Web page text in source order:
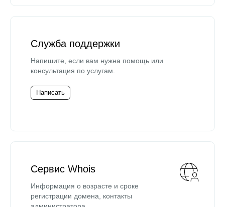
Служба поддержки
Напишите, если вам нужна помощь или
консультация по услугам.
Написать
Сервис Whois
Информация о возрасте и сроке
регистрации домена, контакты